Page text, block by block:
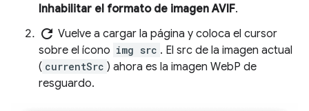
Inhabilitar el formato de imagen AVIF.
refresh Vuelve a cargar la página y coloca el cursor
sobre el ícono img src . El src de la imagen actual
( currentSrc ) ahora es la imagen WebP de
resguardo.